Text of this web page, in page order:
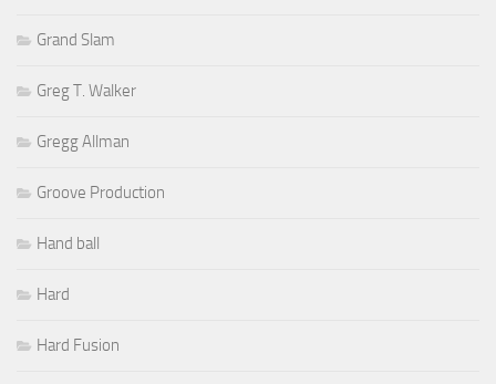
Grand Slam
Greg T. Walker
Gregg Allman
Groove Production
Hand ball
Hard
Hard Fusion